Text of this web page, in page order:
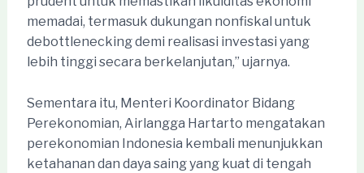
memadai, termasuk dukungan nonfiskal untuk
debottlenecking demi realisasi investasi yang
lebih tinggi secara berkelanjutan,” ujarnya.
Sementara itu, Menteri Koordinator Bidang
Perekonomian, Airlangga Hartarto mengatakan
perekonomian Indonesia kembali menunjukkan
ketahanan dan daya saing yang kuat di tengah